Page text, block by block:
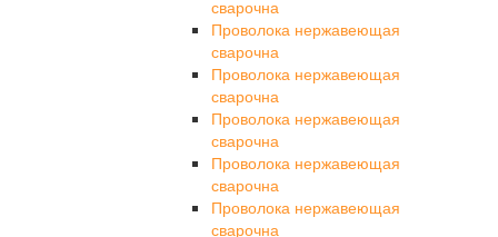
сварочна
Проволока нержавеющая
сварочна
Проволока нержавеющая
сварочна
Проволока нержавеющая
сварочна
Проволока нержавеющая
сварочна
Проволока нержавеющая
сварочна